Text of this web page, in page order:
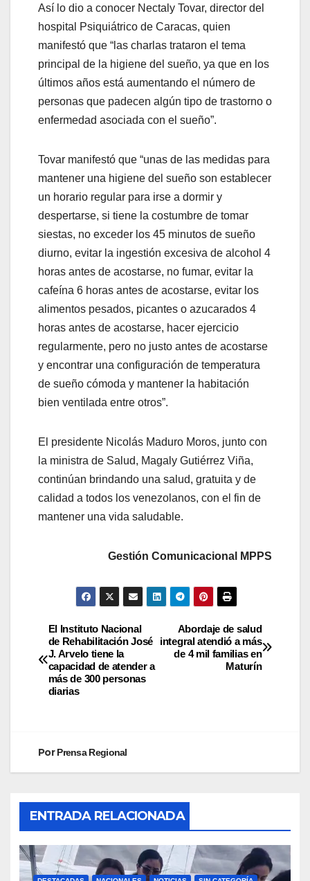
Así lo dio a conocer Nectaly Tovar, director del
hospital Psiquiátrico de Caracas, quien
manifestó que “las charlas trataron el tema
principal de la higiene del sueño, ya que en los
últimos años está aumentando el número de
personas que padecen algún tipo de trastorno o
enfermedad asociada con el sueño”.
Tovar manifestó que “unas de las medidas para
mantener una higiene del sueño son establecer
un horario regular para irse a dormir y
despertarse, si tiene la costumbre de tomar
siestas, no exceder los 45 minutos de sueño
diurno, evitar la ingestión excesiva de alcohol 4
horas antes de acostarse, no fumar, evitar la
cafeína 6 horas antes de acostarse, evitar los
alimentos pesados, picantes o azucarados 4
horas antes de acostarse, hacer ejercicio
regularmente, pero no justo antes de acostarse
y encontrar una configuración de temperatura
de sueño cómoda y mantener la habitación
bien ventilada entre otros”.
El presidente Nicolás Maduro Moros, junto con
la ministra de Salud, Magaly Gutiérrez Viña,
continúan brindando una salud, gratuita y de
calidad a todos los venezolanos, con el fin de
mantener una vida saludable.
Gestión Comunicacional MPPS
Abordaje de salud
integral atendió a más
de 4 mil familias en
Maturín
El Instituto Nacional
de Rehabilitación José
J. Arvelo tiene la
capacidad de atender a
más de 300 personas
diarias
PorPrensa Regional
ENTRADA RELACIONADA